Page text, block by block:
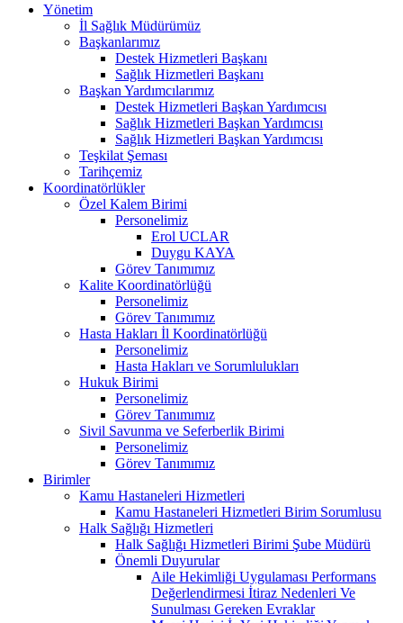
Yönetim
İl Sağlık Müdürümüz
Başkanlarımız
Destek Hizmetleri Başkanı
Sağlık Hizmetleri Başkanı
Başkan Yardımcılarımız
Destek Hizmetleri Başkan Yardımcısı
Sağlık Hizmetleri Başkan Yardımcısı
Sağlık Hizmetleri Başkan Yardımcısı
Teşkilat Şeması
Tarihçemiz
Koordinatörlükler
Özel Kalem Birimi
Personelimiz
Erol UCLAR
Duygu KAYA
Görev Tanımımız
Kalite Koordinatörlüğü
Personelimiz
Görev Tanımımız
Hasta Hakları İl Koordinatörlüğü
Personelimiz
Hasta Hakları ve Sorumlulukları
Hukuk Birimi
Personelimiz
Görev Tanımımız
Sivil Savunma ve Seferberlik Birimi
Personelimiz
Görev Tanımımız
Birimler
Kamu Hastaneleri Hizmetleri
Kamu Hastaneleri Hizmetleri Birim Sorumlusu
Halk Sağlığı Hizmetleri
Halk Sağlığı Hizmetleri Birimi Şube Müdürü
Önemli Duyurular
Aile Hekimliği Uygulaması Performans
Değerlendirmesi İtiraz Nedenleri Ve
Sunulması Gereken Evraklar